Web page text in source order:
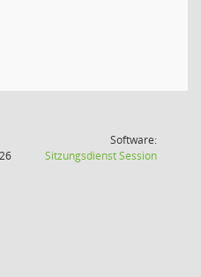
Software:
SitzungsdienstSession(Wird in